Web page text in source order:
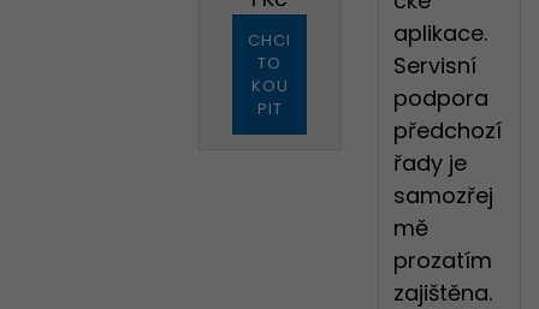
CHCI
TO
KOU
PIT
aplikace.
Servisní
podpora
předchozí
řady je
samozřej
mě
prozatím
zajištěna.